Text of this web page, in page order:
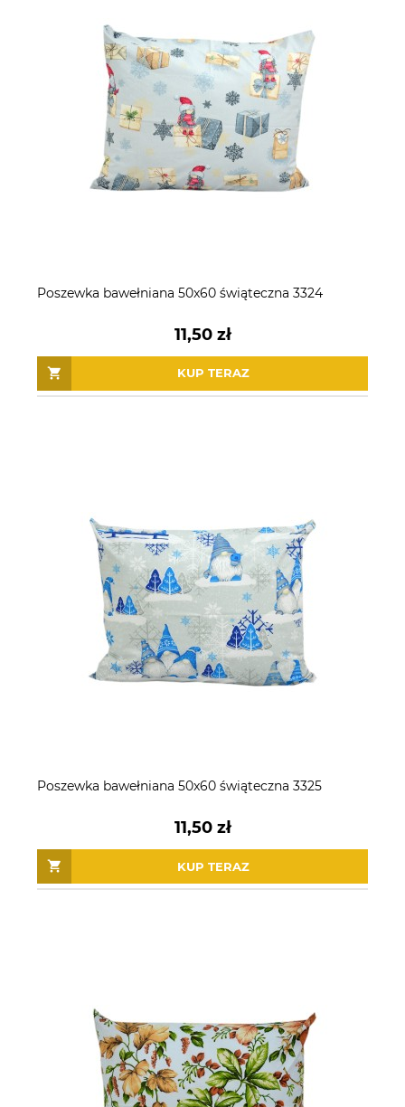
Poszewka bawełniana 50x60 świąteczna 3324
11,50 zł
KUP TERAZ
Poszewka bawełniana 50x60 świąteczna 3325
11,50 zł
KUP TERAZ